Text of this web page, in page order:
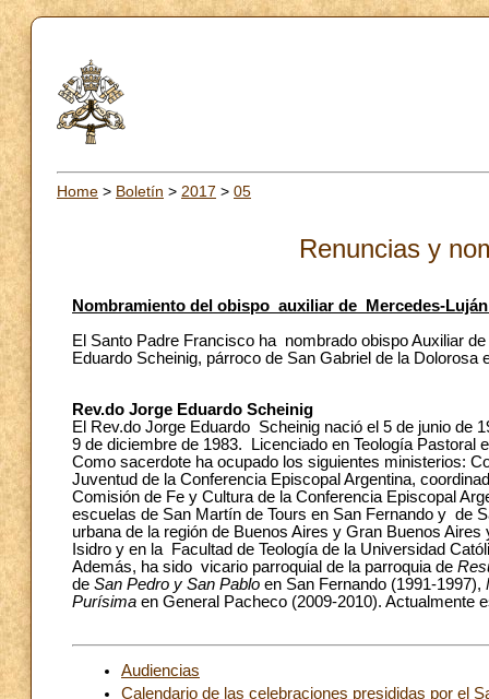
Home > Boletín > 2017 > 05
Renuncias y
Nombramiento del obispo auxiliar de Mercedes-
El Santo Padre Francisco ha nombrado obispo Auxiliar
Eduardo Scheinig, párroco de San Gabriel de la
Rev.do Jorge Eduardo Scheinig
El Rev.do Jorge Eduardo Scheinig nació el 5 de junio de
9 de diciembre de 1983. Licenciado en Teología Pastoral
Como sacerdote ha ocupado los siguientes ministerios:
Juventud de la Conferencia Episcopal Argentina,
Comisión de Fe y Cultura de la Conferencia Episcopal
escuelas de San Martín de Tours en San Fernando y de
urbana de la región de Buenos Aires y Gran Buenos
Isidro y en la Facultad de Teología de la Universidad
Además, ha sido vicario parroquial de la parroquia de
de San Pedro y San Pablo en San Fernando (1991-1997),
Purísima en General Pacheco (2009-2010). Actualmente
Audiencias
Calendario de las celebraciones presididas por el